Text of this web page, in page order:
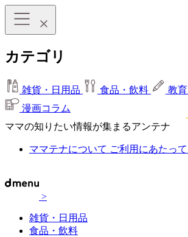
カテゴリ
雑貨・日用品 食品・飲料 教育
漫画コラム
ママの知りたい情報が集まるアンテナ
ママテナについて ご利用にあたって
>
雑貨・日用品
食品・飲料